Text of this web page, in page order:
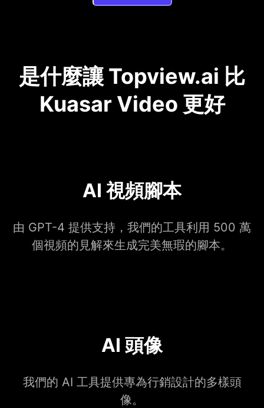
是什麼讓 Topview.ai 比
Kuasar Video 更好
AI 視頻腳本
由 GPT-4 提供支持，我們的工具利用 500 萬
個視頻的見解來生成完美無瑕的腳本。
AI 頭像
我們的 AI 工具提供專為行銷設計的多樣頭
像。